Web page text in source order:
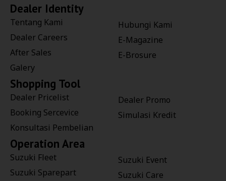
Dealer Identity
Tentang Kami
Dealer Careers
After Sales
Galery
Hubungi Kami
E-Magazine
E-Brosure
Shopping Tool
Dealer Pricelist
Booking Sercevice
Konsultasi Pembelian
Dealer Promo
Simulasi Kredit
Operation Area
Suzuki Fleet
Suzuki Sparepart
Suzuki Event
Suzuki Care